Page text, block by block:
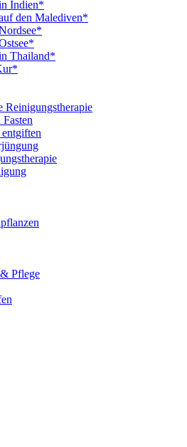
Indien*
den Malediven*
Thailand*
Reinigungstherapie
Pflege